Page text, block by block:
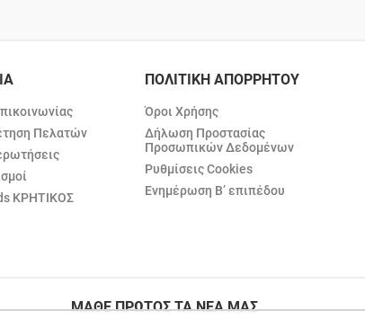
Πελατών
ΚΡΗΤΙΚΟΣ
ΠΟΛΙΤΙΚΗ ΑΠΟΡΡΗΤΟΥ
Όροι Χρήσης
Δήλωση Προστασίας
Προσωπικών Δεδομένων
Ρυθμίσεις Cookies
Ενημέρωση Β’ επιπέδου
ΜΑΘΕ ΠΡΩΤΟΣ ΤΑ ΝΕΑ ΜΑΣ